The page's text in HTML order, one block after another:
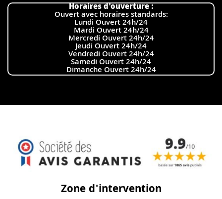
Horaires d'ouverture :
Ouvert avec horaires standards:
Lundi Ouvert 24h/24
Mardi Ouvert 24h/24
Mercredi Ouvert 24h/24
Jeudi Ouvert 24h/24
Vendredi Ouvert 24h/24
Samedi Ouvert 24h/24
Dimanche Ouvert 24h/24
Zone d'intervention